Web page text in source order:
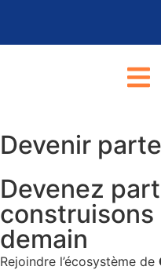
Devenir
Devenez
demain
Rejoindre l’écosystème de